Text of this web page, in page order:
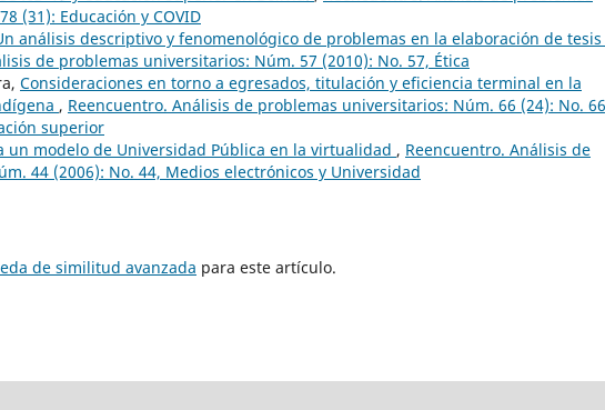
(31): Educación y COVID
análisis descriptivo y fenomenológico de problemas en la elaboración de
de problemas universitarios: Núm. 57 (2010): No. 57, Ética
Consideraciones en torno a egresados, titulación y eficiencia terminal en la
, Reencuentro. Análisis de problemas universitarios: Núm. 66 (24): No.
superior
un modelo de Universidad Pública en la virtualidad , Reencuentro. Análisis de
44 (2006): No. 44, Medios electrónicos y Universidad
de similitud avanzada para este artículo.